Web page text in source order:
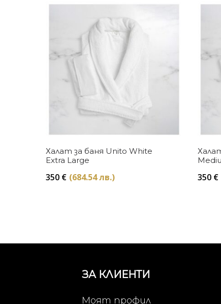
Купи
Халат за баня Unito White
Extra Large
350 € (684.54 лв.) 350 €
ЗА КЛИЕНТИ
Моят профил